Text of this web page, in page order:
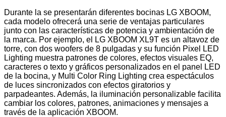
Durante la se presentarán diferentes bocinas LG XBOOM,
cada modelo ofrecerá una serie de ventajas particulares
junto con las características de potencia y ambientación de
la marca. Por ejemplo, el LG XBOOM XL9T es un altavoz de
torre, con dos woofers de 8 pulgadas y su función Pixel LED
Lighting muestra patrones de colores, efectos visuales EQ,
caracteres o texto y gráficos personalizados en el panel LED
de la bocina, y Multi Color Ring Lighting crea espectáculos
de luces sincronizados con efectos giratorios y
parpadeantes. Además, la iluminación personalizable facilita
cambiar los colores, patrones, animaciones y mensajes a
través de la aplicación XBOOM.